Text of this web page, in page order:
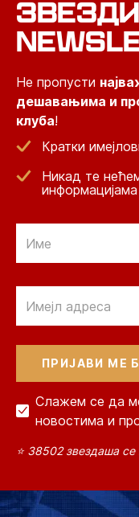
Не пропусти
дешавањима и
клуба!
Кратки
Никад те
информацијама
Слажем се да
новостима и
⭐ 38502 звездаша